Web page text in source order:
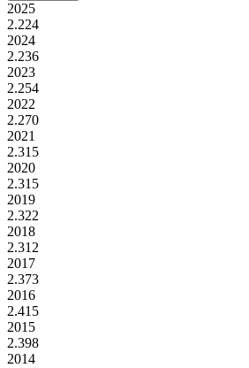
2025
2.224
2024
2.236
2023
2.254
2022
2.270
2021
2.315
2020
2.315
2019
2.322
2018
2.312
2017
2.373
2016
2.415
2015
2.398
2014